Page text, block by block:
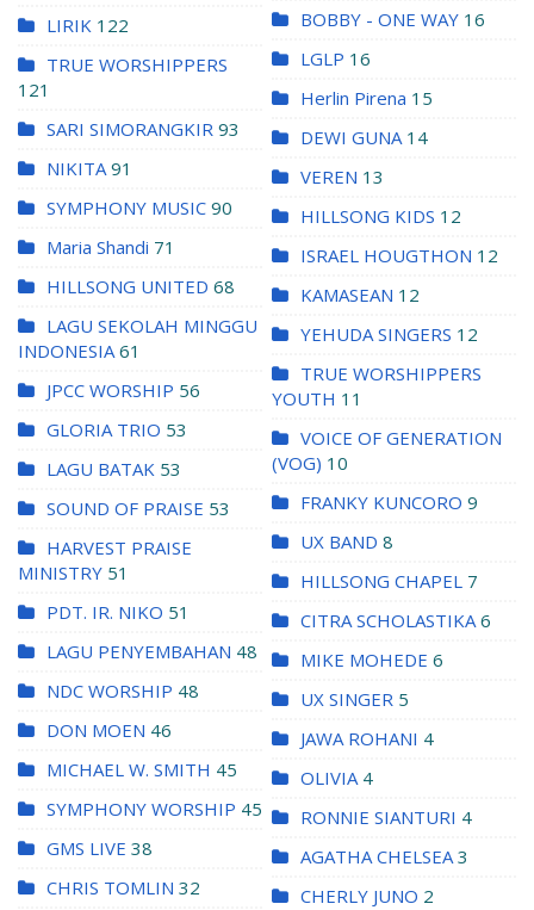
LIRIK 122
TRUE WORSHIPPERS
121
SARI SIMORANGKIR 93
NIKITA 91
SYMPHONY MUSIC 90
Maria Shandi 71
HILLSONG UNITED 68
LAGU SEKOLAH MINGGU
INDONESIA 61
JPCC WORSHIP 56
GLORIA TRIO 53
LAGU BATAK 53
SOUND OF PRAISE 53
HARVEST PRAISE
MINISTRY 51
PDT. IR. NIKO 51
LAGU PENYEMBAHAN 48
NDC WORSHIP 48
DON MOEN 46
MICHAEL W. SMITH 45
SYMPHONY WORSHIP 45
GMS LIVE 38
CHRIS TOMLIN 32
BOBBY - ONE WAY 16
LGLP 16
Herlin Pirena 15
DEWI GUNA 14
VEREN 13
HILLSONG KIDS 12
ISRAEL HOUGTHON 12
KAMASEAN 12
YEHUDA SINGERS 12
TRUE WORSHIPPERS
YOUTH 11
VOICE OF GENERATION
(VOG) 10
FRANKY KUNCORO 9
UX BAND 8
HILLSONG CHAPEL 7
CITRA SCHOLASTIKA 6
MIKE MOHEDE 6
UX SINGER 5
JAWA ROHANI 4
OLIVIA 4
RONNIE SIANTURI 4
AGATHA CHELSEA 3
CHERLY JUNO 2